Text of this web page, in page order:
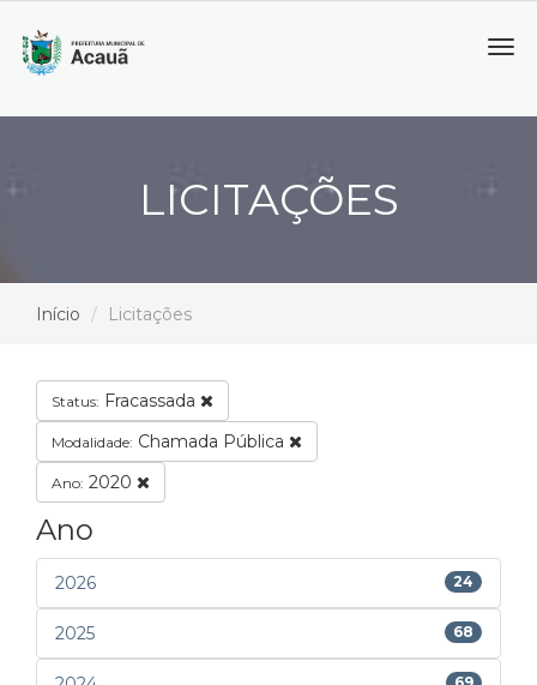
LICITAÇÕES
Início Licitações
Status: Fracassada
Modalidade: Chamada Pública
Ano: 2020
Ano
2026 24
2025 68